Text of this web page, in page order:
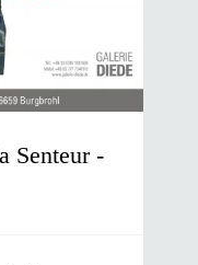
Senteur -